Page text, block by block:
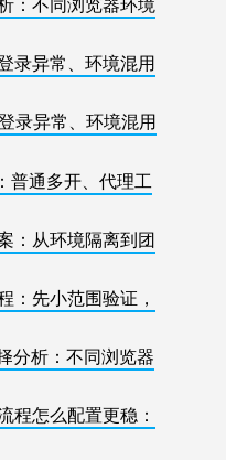
录异常、环境混用
录异常、环境混用
普通多开、代理工
：从环境隔离到团
：先小范围验证，
分析：不同浏览器
程怎么配置更稳：